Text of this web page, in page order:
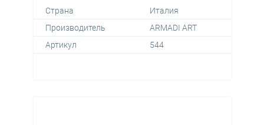
Страна
Италия
Производитель
ARMADI ART
Артикул
544